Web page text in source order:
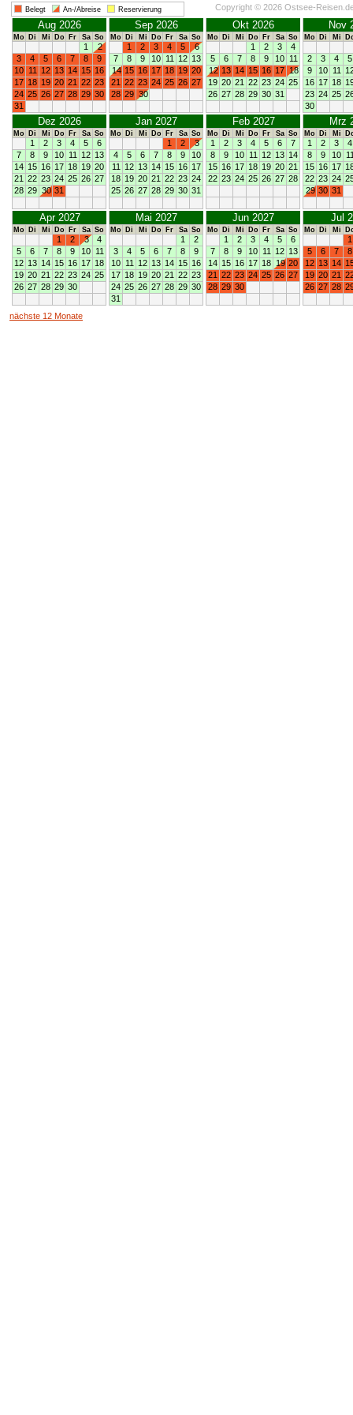
Belegt An-/Abreise Reservierung Copyright © 2026 Ostsee-
Aug 2026
Mo Di Mi Do Fr Sa So
1
2
3
4 5 6 7 8
9
10 11 12 13 14 15 16
17 18 19 20 21 22 23
24 25 26 27 28 29 30
31
Sep 2026
Mo Di Mi Do Fr Sa So
1 2 3 4 5
6
7
8 9 10 11 12 13
14 15 16 17 18 19 20
21 22 23 24 25 26 27
28 29 30
Okt 2026
Mo Di Mi Do Fr Sa So
1 2 3
4
5
6 7 8 9 10 11
12 13 14 15 16 17 18
19 20 21 22 23 24 25
26 27 28 29 30 31
Nov
Mo Di Mi
2 3 4
5
9
10 11
16 17 18
23 24 25
30
Dez 2026
Mo Di Mi Do Fr Sa So
1 2 3 4 5
6
7
8 9 10 11 12 13
14 15 16 17 18 19 20
21 22 23 24 25 26 27
28 29 30 31
Jan 2027
Mo Di Mi Do Fr Sa So
1 2
3
4
5 6 7 8 9
10
11
12 13 14 15 16 17
18 19 20 21 22 23 24
25 26 27 28 29 30 31
Feb 2027
Mo Di Mi Do Fr Sa So
1 2 3 4 5 6
7
8
9 10 11 12 13 14
15 16 17 18 19 20 21
22 23 24 25 26 27 28
Mrz
Mo Di Mi
1 2 3
4
8
9 10
15 16 17
22 23 24
29 30 31
Apr 2027
Mo Di Mi Do Fr Sa So
1 2 3
4
5
6 7 8 9 10 11
12 13 14 15 16 17 18
19 20 21 22 23 24 25
26 27 28 29 30
Mai 2027
Mo Di Mi Do Fr Sa So
1
2
3
4 5 6 7 8
9
10 11 12 13 14 15 16
17 18 19 20 21 22 23
24 25 26 27 28 29 30
31
Jun 2027
Mo Di Mi Do Fr Sa So
1 2 3 4 5
6
7
8 9 10 11 12 13
14 15 16 17 18 19 20
21 22 23 24 25 26 27
28 29 30
Jul
Mo Di Mi
1
5
6 7
8
12 13 14
19 20 21
26 27 28
nächste 12 Monate